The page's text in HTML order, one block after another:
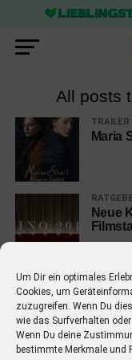
Um Dir ein optimales
Cookies, um
zuzugreifen. Wenn Du
wie das Surfverhalten
Wenn Du deine
bestimmte Merkmale und
All posts
TRAILER
Maria
Neue